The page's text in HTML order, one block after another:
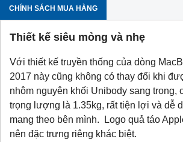
CHÍNH SÁCH MUA HÀNG
Thiết kế siêu mỏng và nhẹ
Với thiết kế truyền thống của dòng
2017 này cũng không có thay đổi khi
nhôm nguyên khối Unibody sang trọng,
trọng lượng là 1.35kg, rất tiện lợi và dễ
mang theo bên mình. Logo quả táo
nên đặc trưng riêng khác biệt.